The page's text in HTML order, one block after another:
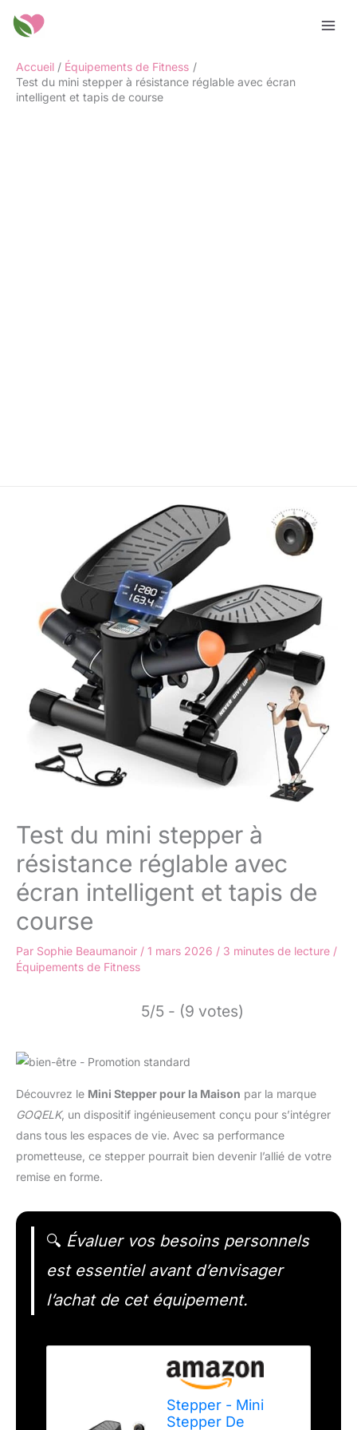
Accueil
Équipements de Fitness
Test du mini stepper à résistance réglable avec écran
intelligent et tapis de course
Test du mini stepper à
résistance réglable avec
écran intelligent et tapis de
course
Par Sophie Beaumanoir / 1 mars 2026 / 3 minutes de lecture /
Équipements de Fitness
5/5 - (9 votes)
Découvrez le Mini Stepper pour la Maison par la marque
GOQELK, un dispositif ingénieusement conçu pour s’intégrer
dans tous les espaces de vie. Avec sa performance
prometteuse, ce stepper pourrait bien devenir l’allié de votre
remise en forme.
🔍 Évaluer vos besoins personnels
est essentiel avant d’envisager
l’achat de cet équipement.
Stepper - Mini
Stepper De